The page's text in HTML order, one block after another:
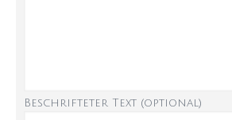
Beschrifteter Text (optional)